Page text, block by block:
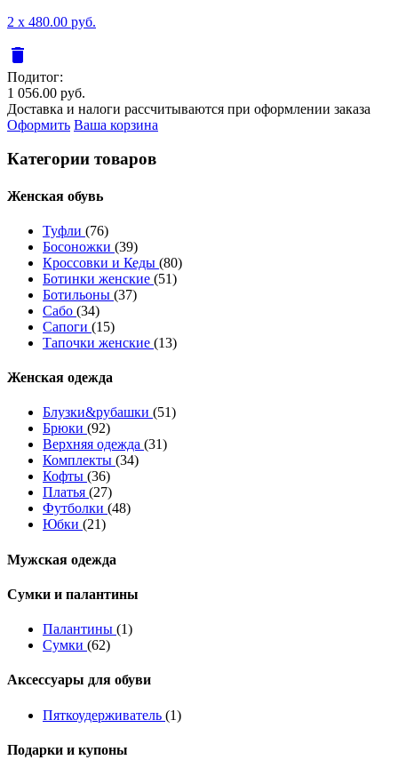
2 x 480.00 руб.
delete
Подитог:
1 056.00 руб.
Доставка и налоги рассчитываются при оформлении заказа
Оформить Ваша корзина
Категории товаров
Женcкая обувь
Туфли (76)
Босоножки (39)
Кроссовки и Кеды (80)
Ботинки женские (51)
Ботильоны (37)
Сабо (34)
Сапоги (15)
Тапочки женские (13)
Женская одежда
Блузки&рубашки (51)
Брюки (92)
Верхняя одежда (31)
Комплекты (34)
Кофты (36)
Платья (27)
Футболки (48)
Юбки (21)
Мужская одежда
Сумки и палантины
Палантины (1)
Сумки (62)
Аксессуары для обуви
Пяткоудерживатель (1)
Подарки и купоны